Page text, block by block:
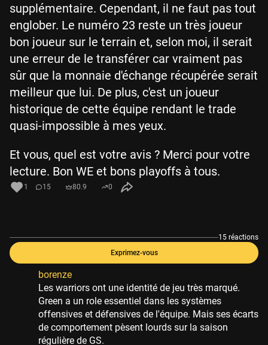
supplémentaire. Cependant, il ne faut pas tout
englober. Le numéro 23 reste un très joueur
bon joueur sur le terrain et, selon moi, il serait
une erreur de le transférer car vraiment pas
sûr que la monnaie d'échange récupérée serait
meilleur que lui. De plus, c'est un joueur
historique de cette équipe rendant le trade
quasi-impossible à mes yeux.
Et vous, quel est votre avis ? Merci pour votre
lecture. Bon WE et bons playoffs à tous.
1 15 80.9 0
15 réactions
Exprimez-vous
borenze
Les warriors ont une identité de jeu très marqué.
Green a un role essentiel dans les systèmes
offensives et défensives de l'équipe. Mais ses écarts
de comportement pèsent lourds sur la saison
régulière de GS.